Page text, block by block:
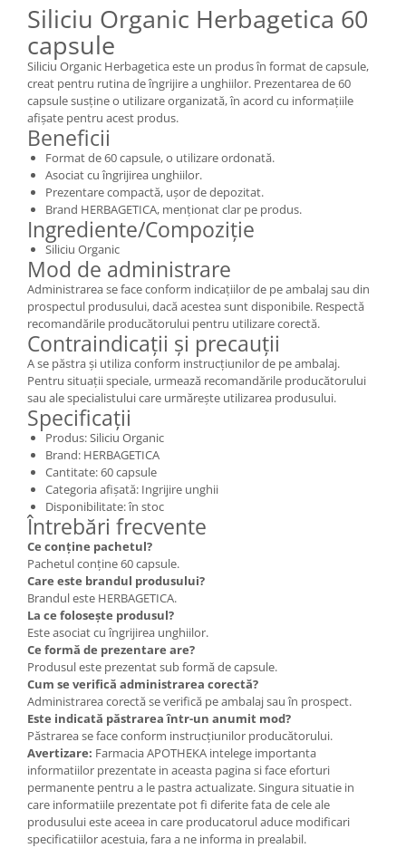
Siliciu Organic Herbagetica 60
capsule
Siliciu Organic Herbagetica este un produs în format de capsule,
creat pentru rutina de îngrijire a unghiilor. Prezentarea de 60
capsule susține o utilizare organizată, în acord cu informațiile
afișate pentru acest produs.
Beneficii
Format de 60 capsule, o utilizare ordonată.
Asociat cu îngrijirea unghiilor.
Prezentare compactă, ușor de depozitat.
Brand HERBAGETICA, menționat clar pe produs.
Ingrediente/Compoziție
Siliciu Organic
Mod de administrare
Administrarea se face conform indicațiilor de pe ambalaj sau din
prospectul produsului, dacă acestea sunt disponibile. Respectă
recomandările producătorului pentru utilizare corectă.
Contraindicații și precauții
A se păstra și utiliza conform instrucțiunilor de pe ambalaj.
Pentru situații speciale, urmează recomandările producătorului
sau ale specialistului care urmărește utilizarea produsului.
Specificații
Produs: Siliciu Organic
Brand: HERBAGETICA
Cantitate: 60 capsule
Categoria afișată: Ingrijire unghii
Disponibilitate: în stoc
Întrebări frecvente
Ce conține pachetul?
Pachetul conține 60 capsule.
Care este brandul produsului?
Brandul este HERBAGETICA.
La ce folosește produsul?
Este asociat cu îngrijirea unghiilor.
Ce formă de prezentare are?
Produsul este prezentat sub formă de capsule.
Cum se verifică administrarea corectă?
Administrarea corectă se verifică pe ambalaj sau în prospect.
Este indicată păstrarea într-un anumit mod?
Păstrarea se face conform instrucțiunilor producătorului.
Avertizare: Farmacia APOTHEKA intelege importanta
informatiilor prezentate in aceasta pagina si face eforturi
permanente pentru a le pastra actualizate. Singura situatie in
care informatiile prezentate pot fi diferite fata de cele ale
produsului este aceea in care producatorul aduce modificari
specificatiilor acestuia, fara a ne informa in prealabil.